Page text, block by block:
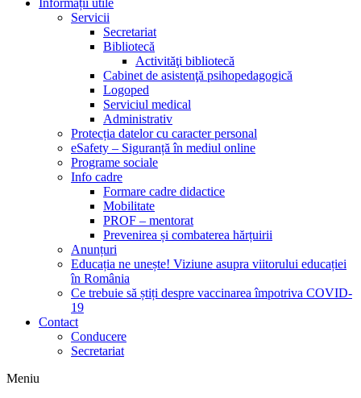
Informații utile
Servicii
Secretariat
Bibliotecă
Activităţi bibliotecă
Cabinet de asistenţă psihopedagogică
Logoped
Serviciul medical
Administrativ
Protecția datelor cu caracter personal
eSafety – Siguranță în mediul online
Programe sociale
Info cadre
Formare cadre didactice
Mobilitate
PROF – mentorat
Prevenirea și combaterea hărțuirii
Anunțuri
Educația ne unește! Viziune asupra viitorului educației
în România
Ce trebuie să știți despre vaccinarea împotriva COVID-
19
Contact
Conducere
Secretariat
Meniu